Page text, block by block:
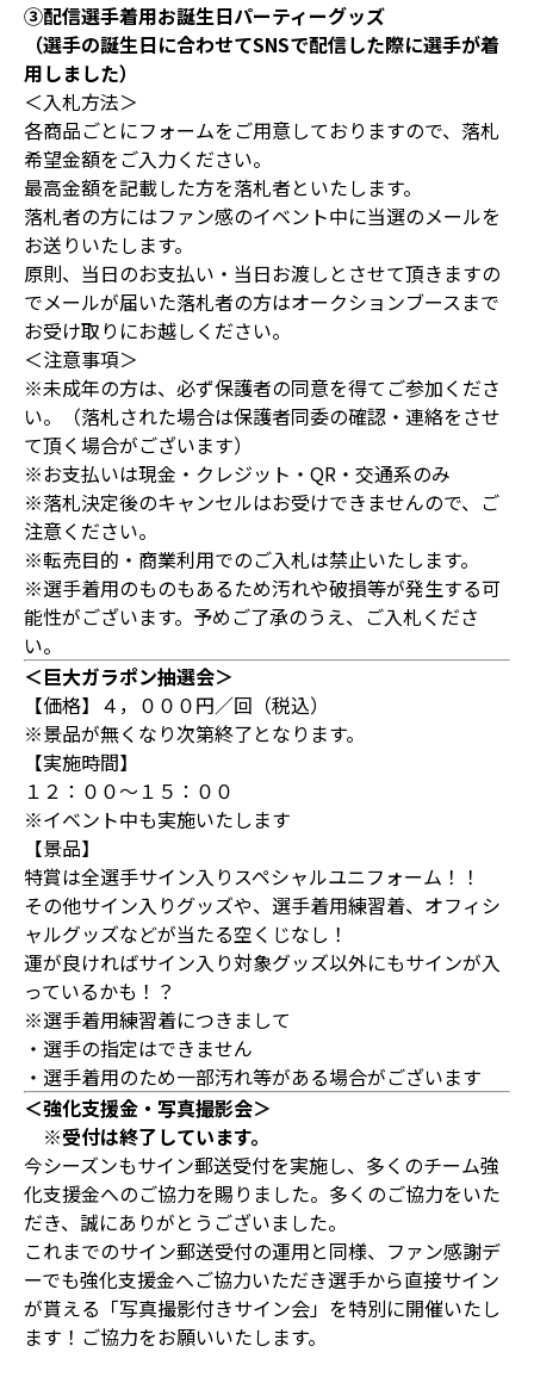
③配信選手着用お誕生日パーティーグッズ
（選手の誕生日に合わせてSNSで配信した際に選手が着
用しました）
＜入札方法＞
各商品ごとにフォームをご用意しておりますので、落札
希望金額をご入力ください。
最高金額を記載した方を落札者といたします。
落札者の方にはファン感のイベント中に当選のメールを
お送りいたします。
原則、当日のお支払い・当日お渡しとさせて頂きますの
でメールが届いた落札者の方はオークションブースまで
お受け取りにお越しください。
＜注意事項＞
※未成年の方は、必ず保護者の同意を得てご参加くださ
い。（落札された場合は保護者同委の確認・連絡をさせ
て頂く場合がございます）
※お支払いは現金・クレジット・QR・交通系のみ
※落札決定後のキャンセルはお受けできませんので、ご
注意ください。
※転売目的・商業利用でのご入札は禁止いたします。
※選手着用のものもあるため汚れや破損等が発生する可
能性がございます。予めご了承のうえ、ご入札くださ
い。
＜巨大ガラポン抽選会＞
【価格】４，０００円／回（税込）
※景品が無くなり次第終了となります。
【実施時間】
１２：００～１５：００
※イベント中も実施いたします
【景品】
特賞は全選手サイン入りスペシャルユニフォーム！！
その他サイン入りグッズや、選手着用練習着、オフィシ
ャルグッズなどが当たる空くじなし！
運が良ければサイン入り対象グッズ以外にもサインが入
っているかも！？
※選手着用練習着につきまして
・選手の指定はできません
・選手着用のため一部汚れ等がある場合がございます
＜強化支援金・写真撮影会＞
※受付は終了しています。
今シーズンもサイン郵送受付を実施し、多くのチーム強
化支援金へのご協力を賜りました。多くのご協力をいた
だき、誠にありがとうございました。
これまでのサイン郵送受付の運用と同様、ファン感謝デ
ーでも強化支援金へご協力いただき選手から直接サイン
が貰える「写真撮影付きサイン会」を特別に開催いたし
ます！ご協力をお願いいたします。